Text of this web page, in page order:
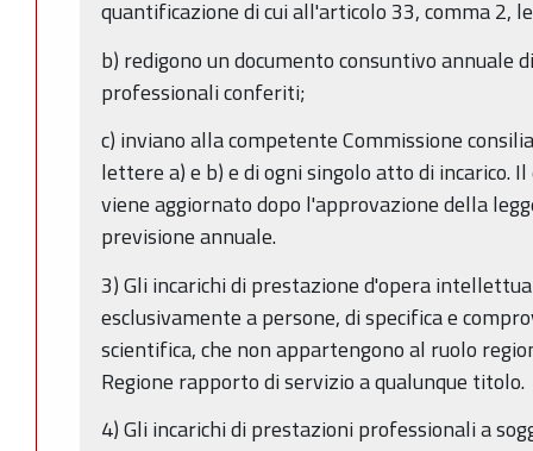
quantificazione di cui all'articolo 33, comma 2,
b) redigono un documento consuntivo annuale
professionali conferiti;
c) inviano alla competente Commissione
lettere a) e b) e di ogni singolo atto di incarico.
viene aggiornato dopo l'approvazione della
previsione annuale.
3) Gli incarichi di prestazione d'opera
esclusivamente a persone, di specifica e
scientifica, che non appartengono al ruolo
Regione rapporto di servizio a qualunque titolo.
4) Gli incarichi di prestazioni professionali a